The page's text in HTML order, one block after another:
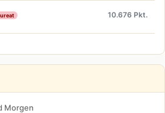
10.676 Pkt.
Morgen